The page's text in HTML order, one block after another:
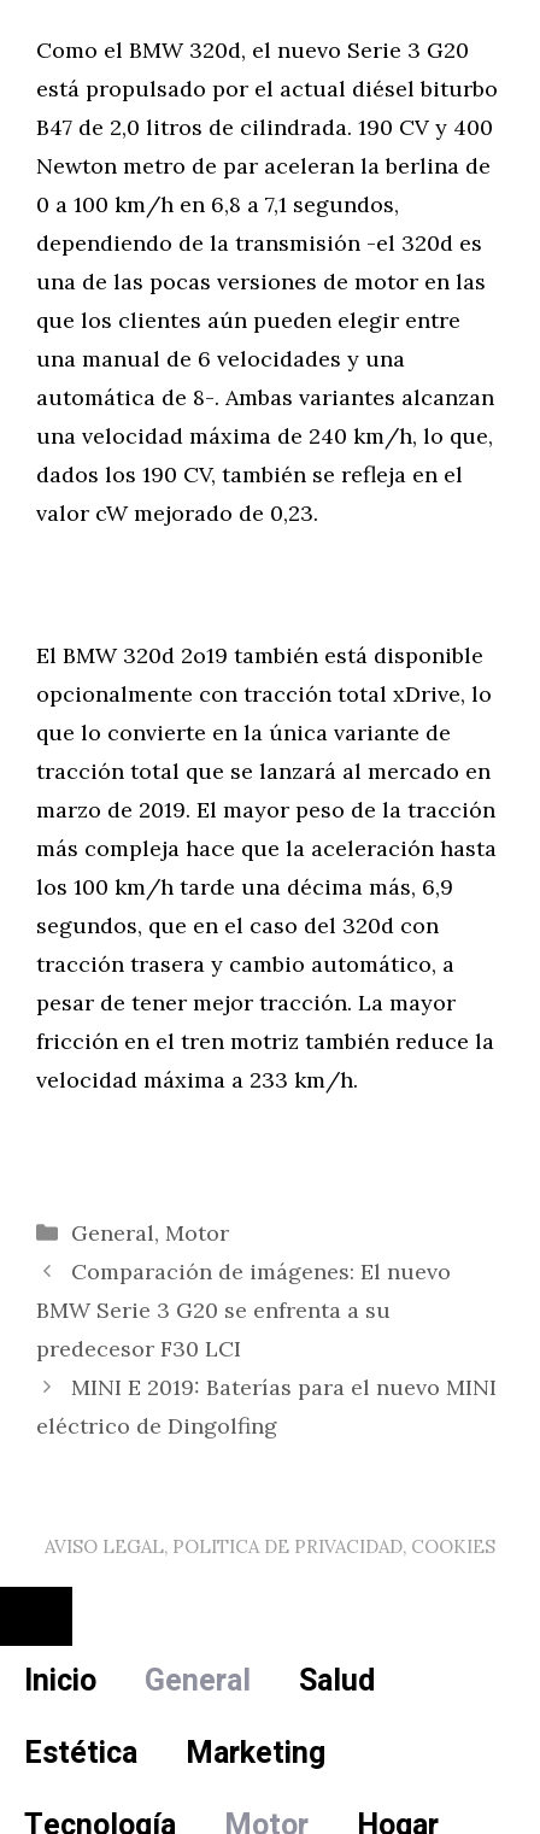
Como el BMW 320d, el nuevo Serie 3 G20
está propulsado por el actual diésel biturbo
B47 de 2,0 litros de cilindrada. 190 CV y 400
Newton metro de par aceleran la berlina de
0 a 100 km/h en 6,8 a 7,1 segundos,
dependiendo de la transmisión -el 320d es
una de las pocas versiones de motor en las
que los clientes aún pueden elegir entre
una manual de 6 velocidades y una
automática de 8-. Ambas variantes alcanzan
una velocidad máxima de 240 km/h, lo que,
dados los 190 CV, también se refleja en el
valor cW mejorado de 0,23.
El BMW 320d 2o19 también está disponible
opcionalmente con tracción total xDrive, lo
que lo convierte en la única variante de
tracción total que se lanzará al mercado en
marzo de 2019. El mayor peso de la tracción
más compleja hace que la aceleración hasta
los 100 km/h tarde una décima más, 6,9
segundos, que en el caso del 320d con
tracción trasera y cambio automático, a
pesar de tener mejor tracción. La mayor
fricción en el tren motriz también reduce la
velocidad máxima a 233 km/h.
Categorías
General, Motor
Comparación de imágenes: El nuevo
BMW Serie 3 G20 se enfrenta a su
predecesor F30 LCI
MINI E 2019: Baterías para el nuevo MINI
eléctrico de Dingolfing
AVISO LEGAL, POLITICA DE PRIVACIDAD, COOKIES
Cerrar
Inicio General
Salud
Estética
Marketing